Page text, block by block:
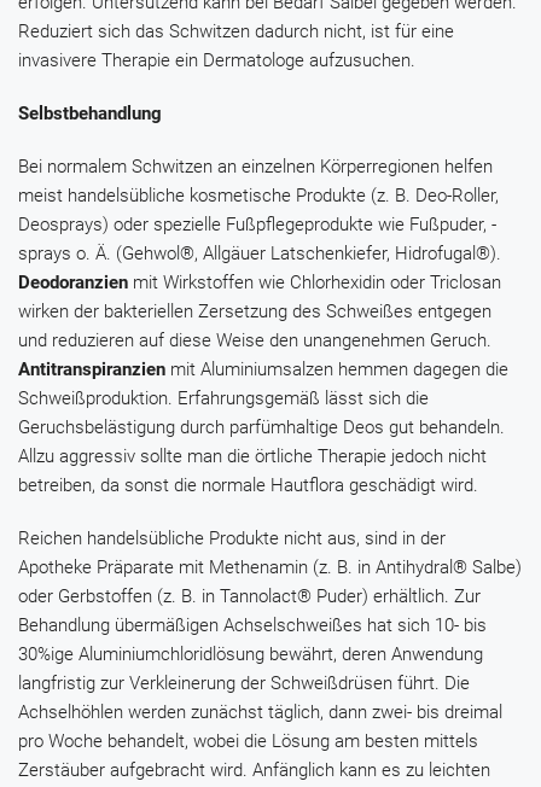
Reduziert sich das Schwitzen dadurch nicht, ist für eine
invasivere Therapie ein Dermatologe aufzusuchen.
Selbstbehandlung
Bei normalem Schwitzen an einzelnen Körperregionen helfen
meist handelsübliche kosmetische Produkte (z. B. Deo-Roller,
Deosprays) oder spezielle Fußpflegeprodukte wie Fußpuder, -
sprays o. Ä. (Gehwol®, Allgäuer Latschenkiefer, Hidrofugal®).
Deodoranzien mit Wirkstoffen wie Chlorhexidin oder Triclosan
wirken der bakteriellen Zersetzung des Schweißes entgegen
und reduzieren auf diese Weise den unangenehmen Geruch.
Antitranspiranzien mit Aluminiumsalzen hemmen dagegen die
Schweißproduktion. Erfahrungsgemäß lässt sich die
Geruchsbelästigung durch parfümhaltige Deos gut behandeln.
Allzu aggressiv sollte man die örtliche Therapie jedoch nicht
betreiben, da sonst die normale Hautflora geschädigt wird.
Reichen handelsübliche Produkte nicht aus, sind in der
Apotheke Präparate mit Methenamin (z. B. in Antihydral® Salbe)
oder Gerbstoffen (z. B. in Tannolact® Puder) erhältlich. Zur
Behandlung übermäßigen Achselschweißes hat sich 10- bis
30%ige Aluminiumchloridlösung bewährt, deren Anwendung
langfristig zur Verkleinerung der Schweißdrüsen führt. Die
Achselhöhlen werden zunächst täglich, dann zwei- bis dreimal
pro Woche behandelt, wobei die Lösung am besten mittels
Zerstäuber aufgebracht wird. Anfänglich kann es zu leichten